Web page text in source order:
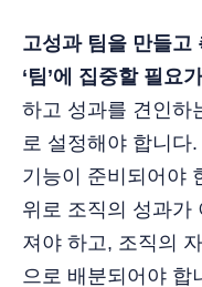
고성과 팀을 만들고
‘팀’에 집중할 필요
하고 성과를 견인하
로 설정해야 합니다
기능이 준비되어야
위로 조직의 성과가
져야 하고, 조직의
으로 배분되어야 합